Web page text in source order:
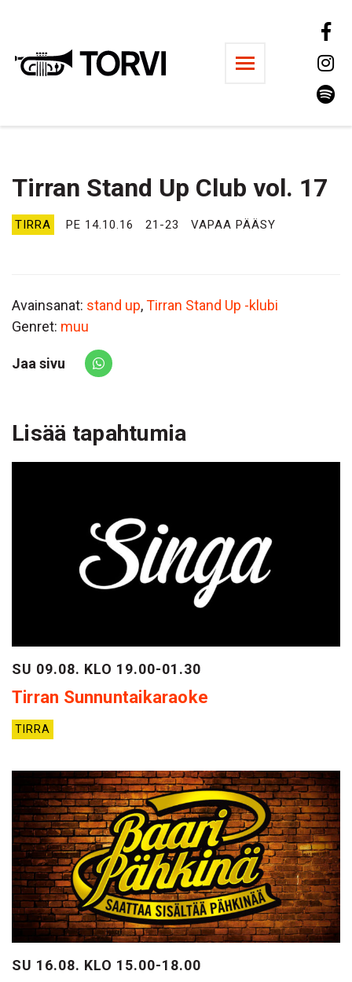
Ravintola Torvi
Tirran Stand Up Club vol. 17
TIRRA PE 14.10.16 21-23 VAPAA PÄÄSY
Avainsanat: stand up,Tirran Stand Up -klubi
Genret: muu
Jaa sivu
Share via Whatsapp
Lisää tapahtumia
SU 09.08. KLO 19.00-01.30
Tirran Sunnuntaikaraoke
TIRRA
SU 16.08. KLO 15.00-18.00